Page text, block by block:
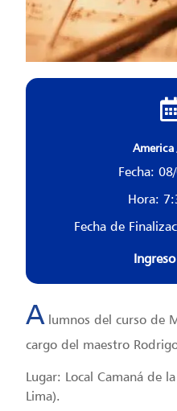
America
Fecha:
Hora:
Fecha de
A lumnos del curso de
cargo del maestro
Lugar: Local Camaná de
Lima).